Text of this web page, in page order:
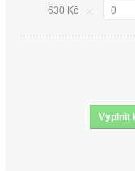
630 Kč